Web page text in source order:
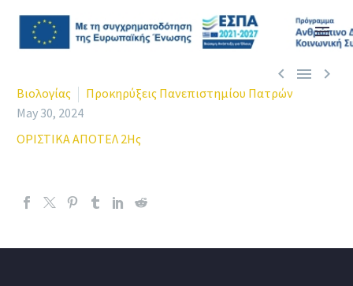
  
Βιολογίας
Προκηρύξεις Πανεπιστημίου Πατρών
May 30, 2024
ΟΡΙΣΤΙΚΑ ΑΠΟΤΕΛ 2Ης